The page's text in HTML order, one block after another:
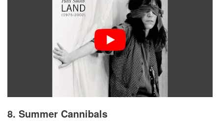
8. Summer Cannibals